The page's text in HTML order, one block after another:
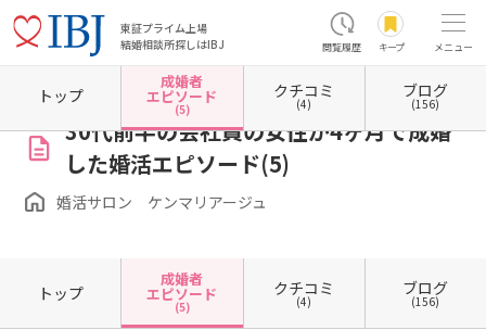
東証プライム上場
結婚相談所探しはIBJ
閲覧履歴 キープ メニュー
ホーム 東京都の結婚相談所 東京都目黒区 婚活サロン ケンマリアージュ 成婚者エピ
30代前半の会社員の女性が4ヶ月で成婚
した婚活エピソード(5)
婚活サロン ケンマリアージュ
トップ
成婚者
エピソード
(5)
クチコミ
(4)
ブログ
(156)
トップ
成婚者
エピソード
(5)
クチコミ
(4)
ブログ
(156)